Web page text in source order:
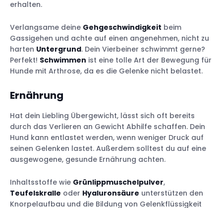
erhalten.
Verlangsame deine Gehgeschwindigkeit beim
Gassigehen und achte auf einen angenehmen, nicht zu
harten Untergrund. Dein Vierbeiner schwimmt gerne?
Perfekt! Schwimmen ist eine tolle Art der Bewegung für
Hunde mit Arthrose, da es die Gelenke nicht belastet.
Ernährung
Hat dein Liebling Übergewicht, lässt sich oft bereits
durch das Verlieren an Gewicht Abhilfe schaffen. Dein
Hund kann entlastet werden, wenn weniger Druck auf
seinen Gelenken lastet. Außerdem solltest du auf eine
ausgewogene, gesunde Ernährung achten.
Inhaltsstoffe wie Grünlippmuschelpulver,
Teufelskralle oder Hyaluronsäure unterstützen den
Knorpelaufbau und die Bildung von Gelenkflüssigkeit